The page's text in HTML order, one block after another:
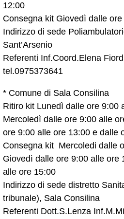
12:00
Consegna kit Giovedì dalle
Indirizzo di sede
Sant’Arsenio
Referenti Inf.Coord.Elena
tel.0975373641
* Comune di Sala Consilina
Ritiro kit Lunedì dalle ore 9:00
Mercoledì dalle ore 9:00 alle
ore 9:00 alle ore 13:00 e dalle
Consegna kit Mercoledi dalle
Giovedì dalle ore 9:00 alle ore
alle ore 15:00
Indirizzo di sede distretto
tribunale), Sala Consilina
Referenti Dott.S.Lenza